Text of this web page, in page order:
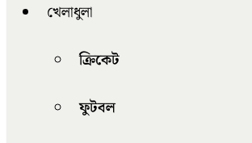
খেলাধুলা
ক্রিকেট
ফুটবল